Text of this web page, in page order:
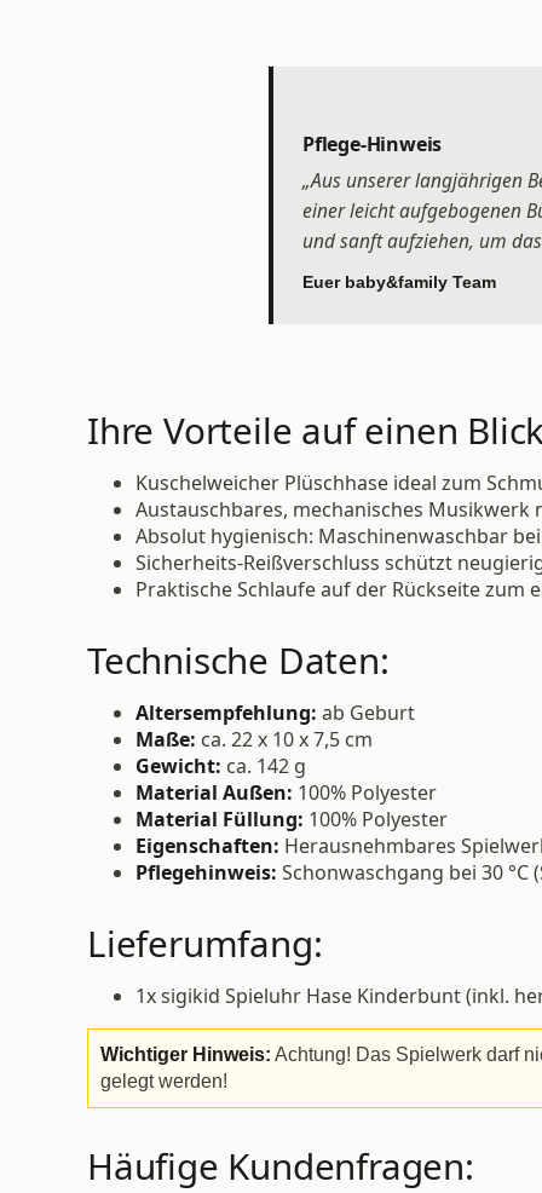
Pflege-Hinweis
„Aus unserer langjährigen
einer leicht aufgebogenen
und sanft aufziehen, um
Euer baby&family Team
Ihre Vorteile auf einen
Kuschelweicher Plüschhase ideal zum
Austauschbares, mechanisches
Absolut hygienisch: Maschinenwaschbar
Sicherheits-Reißverschluss schützt
Praktische Schlaufe auf der Rückseite zum
Technische Daten:
Altersempfehlung: ab Geburt
Maße: ca. 22 x 10 x 7,5 cm
Gewicht: ca. 142 g
Material Außen: 100% Polyester
Material Füllung: 100% Polyester
Eigenschaften: Herausnehmbares
Pflegehinweis: Schonwaschgang bei 30
Lieferumfang:
1x sigikid Spieluhr Hase Kinderbunt (inkl.
Wichtiger Hinweis: Achtung! Das Spielwerk darf
gelegt werden!
Häufige Kundenfragen: